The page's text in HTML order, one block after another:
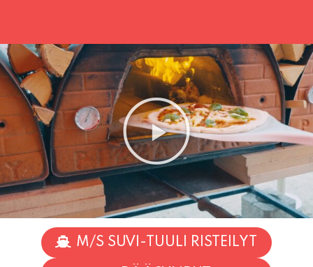
M/S SUVI-TUULI RISTEILYT
PÄÄSYLIPUT
KEIKKABUSSI